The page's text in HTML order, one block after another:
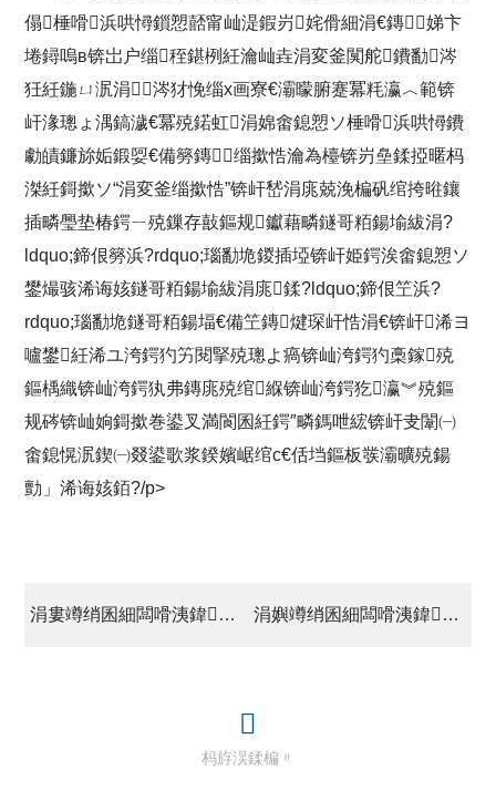
傝棰嗗浜哄憳鎻愬嚭甯屾湜鍜岃姹傦細涓€鏄娣卞
埢鐞嗚в锛岀户缁秷鍖栵紝瀹屾垚涓変釜闃舵鐨勫涔
狅紝鍦ㄩ泦涓涔犲悗缁х画寮€灞曚腑蹇冪粍瀛︿範锛
屽湪璁ょ湡鎬濊€冪殑鍩虹涓婂畬鎴愬ソ棰嗗浜哄憳鐨
勮皟鐮旀姤鍛娿€備簩鏄缁撳悎瀹為檯锛岃皨鍒掗暱杩
滐紝鎶撳ソ“涓変釜缁撳悎”锛屽嵆涓庣兢浼楄矾绾挎暀鑲
插疄璺垫椿鍔ㄧ殑鏁存敼鏂规钀藉疄鐩哥粨鍚堬紱涓?
ldquo;鍗佷簩浜?rdquo;瑙勫垝鍐插埡锛屽姫鍔涘畬鎴愬ソ
鐢熶骇浠诲姟鐩哥粨鍚堬紱涓庣鍒?ldquo;鍗佷笁浜?
rdquo;瑙勫垝鐩哥粨鍚堛€備笁鏄煡琛屽悎涓€锛屽浠ヨ
嚧鐢紝浠ユ洿鍔犳竻閱掔殑璁よ瘑锛屾洿鍔犳槀鎵殑
鏂楀織锛屾洿鍔犱弗鏄庣殑绾緥锛屾洿鍔犵瀛︾殑鏂
规硶锛屾姠鎶撳巻鍙叉満閬囷紝鍔″疄鎷呭綋锛屽叏闈㈠
畬鎴愰泦鍥㈠叕鍙歌浆鍨嬪崌绾с€佸垱鏂板彂灞曠殑鍚
勯」浠诲姟銆?/p>
涓婁竴绡囷細闆嗗洟鍏徃鍙紑涓夊搴﹀畨鍏ㄧ幆淇濆伐浣滀細 涓嬩竴绡囷細闆嗗洟鍏徃閭€璇峰寳宸ュぇ鍗氬＋杩涜涓撻璁插骇
杩斿洖鍒楄〃